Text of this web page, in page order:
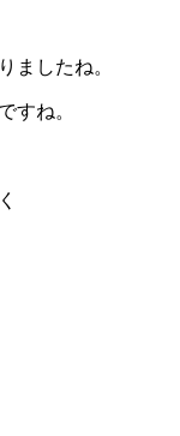
ましたね。
すね。